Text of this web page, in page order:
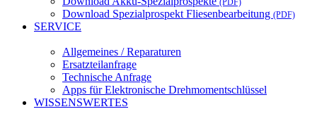
(PDF)
Download Spezialprospekt Fliesenbearbeitung (PDF)
SERVICE
Allgemeines / Reparaturen
Ersatzteilanfrage
Technische Anfrage
Apps für Elektronische Drehmomentschlüssel
WISSENSWERTES